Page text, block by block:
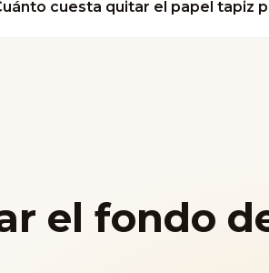
cuesta quitar el papel tapiz
el fondo